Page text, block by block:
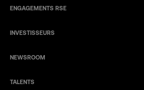
ENGAGEMENTS RSE
INVESTISSEURS
NEWSROOM
TALENTS